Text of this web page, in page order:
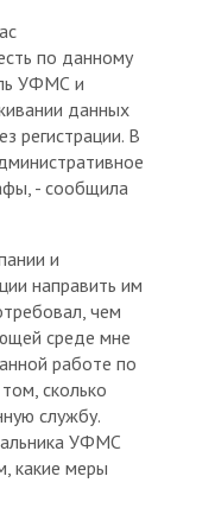
по данному
УФМС и
данных
регистрации. В
- сообщила
и
направить им
чем
среде мне
работе по
сколько
службу.
УФМС
какие меры